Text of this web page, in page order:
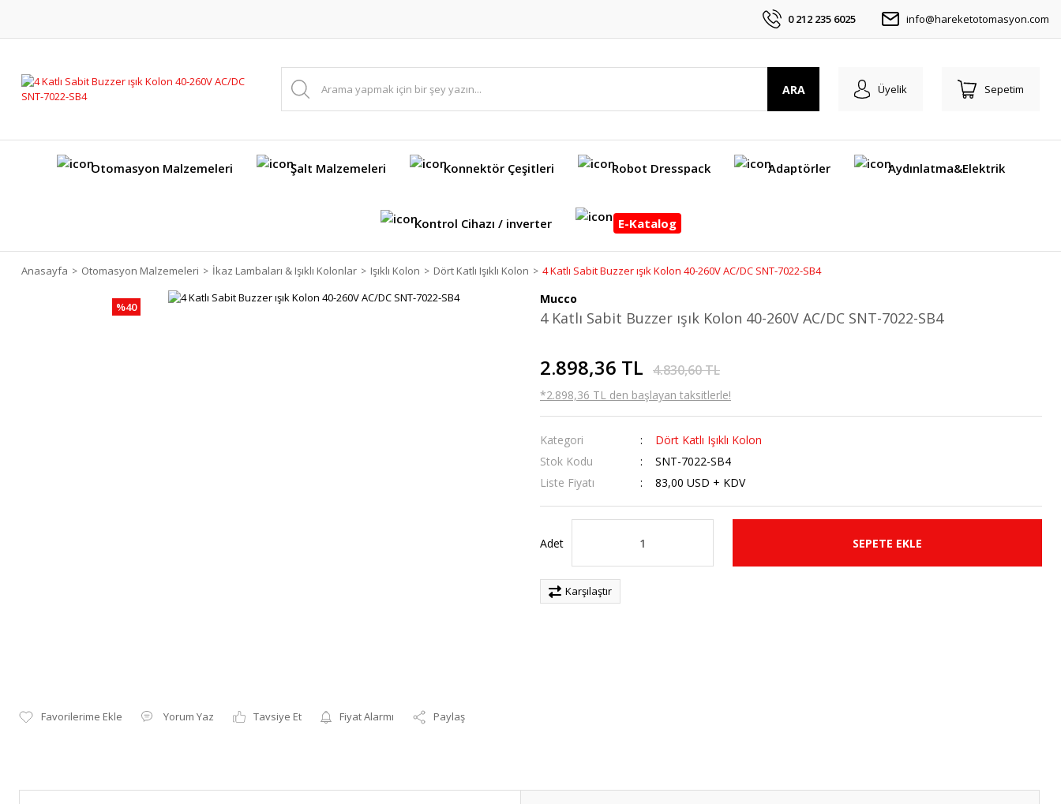
0 212 235 6025 info@hareketotomasyon.com
ARA Üyelik Sepetim
Otomasyon Malzemeleri Şalt Malzemeleri Konnektör Çeşitleri Robot Dresspack Adaptörler Aydınlatma&Elektrik
Kontrol Cihazı / inverter E-Katalog
Anasayfa Otomasyon Malzemeleri İkaz Lambaları & Işıklı Kolonlar Işıklı Kolon Dört Katlı Işıklı Kolon 4 Katlı Sabit Buzzer ışık Kolon 40-260V AC/DC SNT-7022-SB4
%40
Yorum Yaz Tavsiye Et Fiyat Alarmı Paylaş
Mucco
4 Katlı Sabit Buzzer ışık Kolon 40-260V AC/DC SNT-7022-SB4
2.898,36 TL 4.830,60 TL
*2.898,36 TL den başlayan taksitlerle!
Kategori
Dört Katlı Işıklı Kolon
Stok Kodu
SNT-7022-SB4
Liste Fiyatı
83,00 USD + KDV
Adet SEPETE EKLE
Karşılaştır